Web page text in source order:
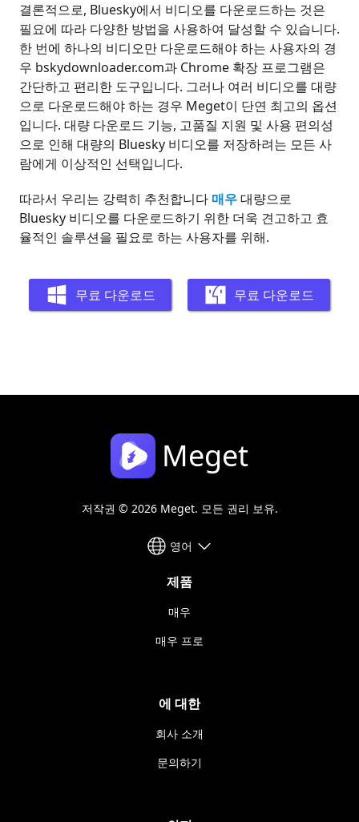
결론적으로, Bluesky에서 비디오를 다운로드하는 것은
필요에 따라 다양한 방법을 사용하여 달성할 수 있습니다.
한 번에 하나의 비디오만 다운로드해야 하는 사용자의 경
우 bskydownloader.com과 Chrome 확장 프로그램은
간단하고 편리한 도구입니다. 그러나 여러 비디오를 대량
으로 다운로드해야 하는 경우 Meget이 단연 최고의 옵션
입니다. 대량 다운로드 기능, 고품질 지원 및 사용 편의성
으로 인해 대량의 Bluesky 비디오를 저장하려는 모든 사
람에게 이상적인 선택입니다.
따라서 우리는 강력히 추천합니다 매우대량으로
Bluesky 비디오를 다운로드하기 위한 더욱 견고하고 효
율적인 솔루션을 필요로 하는 사용자를 위해.
무료 다운로드 무료 다운로드
Meget
저작권 © 2026 Meget. 모든 권리 보유.
영어
제품
매우
매우 프로
에 대한
회사 소개
문의하기